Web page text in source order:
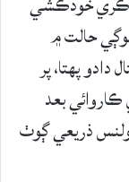
حالت ۾
پهتا، پر
بعد
ذريعي ڳوٺ